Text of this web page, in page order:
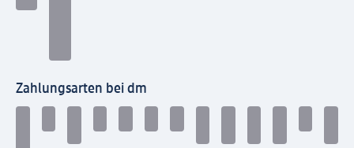
Zahlungsarten bei dm